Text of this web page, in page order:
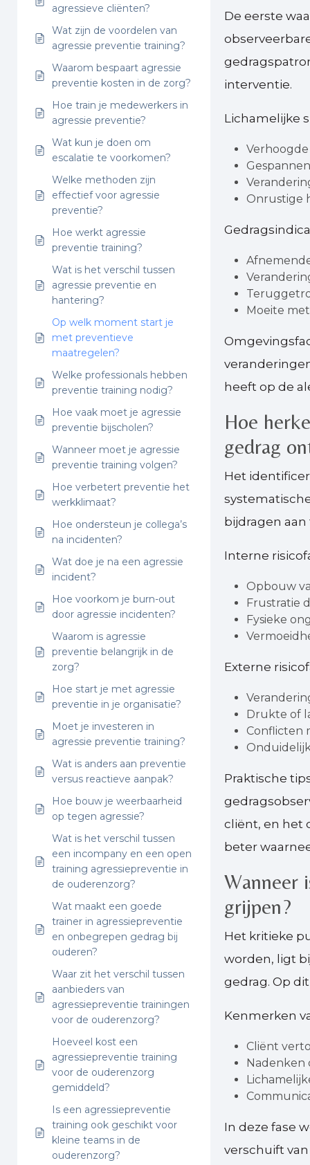
agressieve cliënten?
Wat zijn de voordelen van
agressie preventie training?
Waarom bespaart agressie
preventie kosten in de zorg?
Hoe train je medewerkers in
agressie preventie?
Wat kun je doen om
escalatie te voorkomen?
Welke methoden zijn
effectief voor agressie
preventie?
Hoe werkt agressie
preventie training?
Wat is het verschil tussen
agressie preventie en
hantering?
Op welk moment start je
met preventieve
maatregelen?
Welke professionals hebben
preventie training nodig?
Hoe vaak moet je agressie
preventie bijscholen?
Wanneer moet je agressie
preventie training volgen?
Hoe verbetert preventie het
werkklimaat?
Hoe ondersteun je collega’s
na incidenten?
Wat doe je na een agressie
incident?
Hoe voorkom je burn-out
door agressie incidenten?
Waarom is agressie
preventie belangrijk in de
zorg?
Hoe start je met agressie
preventie in je organisatie?
Moet je investeren in
agressie preventie training?
Wat is anders aan preventie
versus reactieve aanpak?
Hoe bouw je weerbaarheid
op tegen agressie?
Wat is het verschil tussen
een incompany en een open
training agressiepreventie in
de ouderenzorg?
Wat maakt een goede
trainer in agressiepreventie
en onbegrepen gedrag bij
ouderen?
Waar zit het verschil tussen
aanbieders van
agressiepreventie trainingen
voor de ouderenzorg?
Hoeveel kost een
agressiepreventie training
voor de ouderenzorg
gemiddeld?
Is een agressiepreventie
training ook geschikt voor
kleine teams in de
ouderenzorg?
De eerste
interventie.
Lichamelijke
Onrustige
Moeite
heeft op de
Hoe
gedrag
Het
bijdragen
Interne
Opbouw
Frustratie
Fysieke
Externe
Drukte of
Conflicten
Praktische
cliënt, en het
beter
Wanneer
grijpen?
Het kritieke
worden, ligt
gedrag. Op
Kenmerken
Cliënt
Nadenken
In deze fase
verschuift